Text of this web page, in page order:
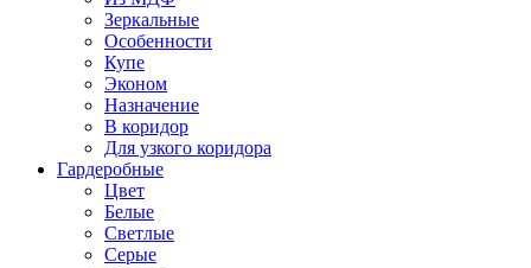
Зеркальные
Особенности
Купе
Эконом
Назначение
В коридор
Для узкого коридора
Гардеробные
Цвет
Белые
Светлые
Серые